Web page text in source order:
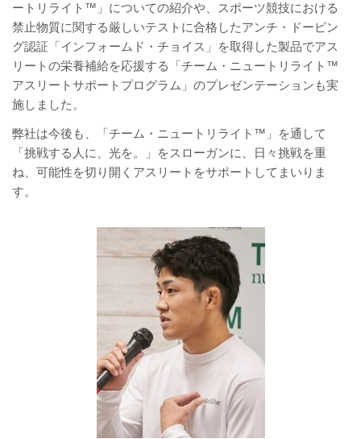
ートリライト™」についての紹介や、スポーツ競技における
禁止物質に関する厳しいテストに合格したアンチ・ドーピン
グ認証「インフォームド・チョイス」を取得した製品でアス
リートの栄養補給を応援する「チーム・ニュートリライト™
アスリートサポートプログラム」のプレゼンテーションも実
施しました。
弊社は今後も、「チーム・ニュートリライト™」を通して
「挑戦する人に、光を。」をスローガンに、日々挑戦を重
ね、可能性を切り開くアスリートをサポートしてまいりま
す。